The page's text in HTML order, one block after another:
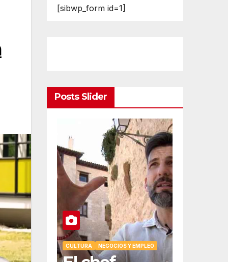
[sibwp_form id=1]
Posts Slider
Y EMPLEO
la
CULTURA NEGOCIOS Y EMPLEO